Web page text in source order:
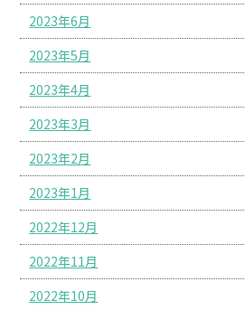
2023年6月
2023年5月
2023年4月
2023年3月
2023年2月
2023年1月
2022年12月
2022年11月
2022年10月